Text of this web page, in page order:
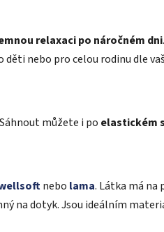
relaxaci po náročném dni
děti nebo pro celou rodinu dle
můžete i po elastickém
nebo lama. Látka má na
na dotyk. Jsou ideálním